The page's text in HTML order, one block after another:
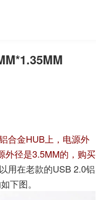
合金HUB上，电源外
外径是3.5MM的，购买
用在老款的USB 2.0铝
下图。